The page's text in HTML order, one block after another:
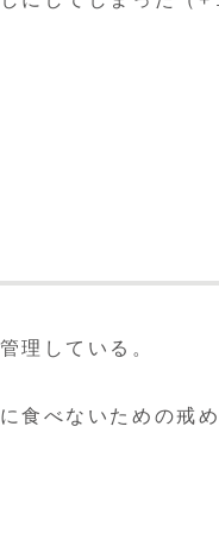
理している。
食べないための戒め